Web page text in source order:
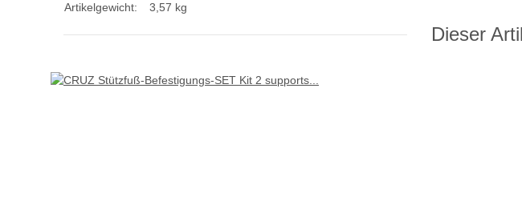
Artikelgewicht:
3,57 kg
Dieser